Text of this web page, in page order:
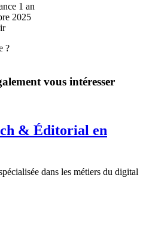
1 an
2025
?
vous intéresser
& Éditorial en
dans les métiers du digital